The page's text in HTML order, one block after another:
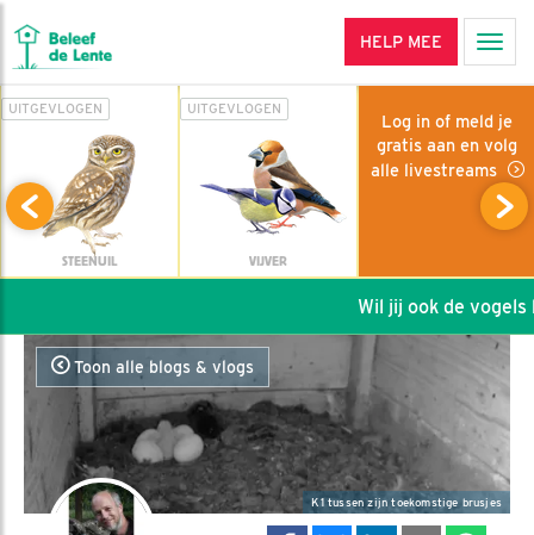
HELP MEE
UITGEVLOGEN
STEENUIL
UITGEVLOGEN
VIJVER
Log in of meld je
gratis aan en volg
alle livestreams
Wil jij ook de vogels
Toon alle blogs & vlogs
K1 tussen zijn toekomstige brusjes